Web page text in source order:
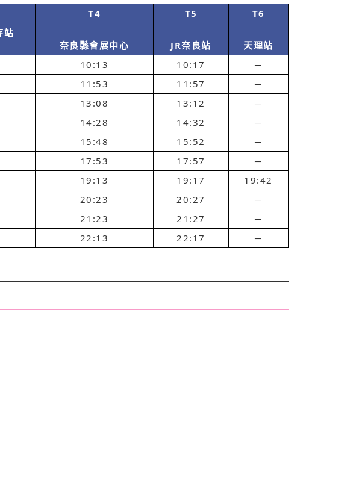
T4 T5 T6
站
奈良縣會展中心 JR奈良站
天理站
10:13 10:17
─
11:53 11:57
─
13:08 13:12
─
14:28 14:32
─
15:48 15:52
─
17:53 17:57
─
19:13 19:17
19:42
20:23 20:27
─
21:23 21:27
─
22:13 22:17 ─